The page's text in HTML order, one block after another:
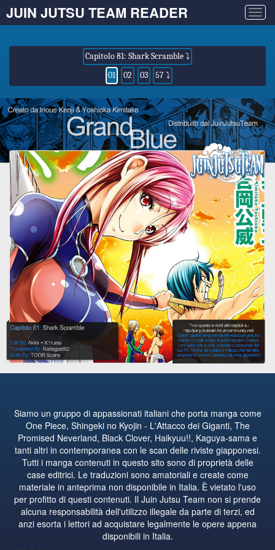
JUIN JUTSU TEAM READER
Capitolo 81: Shark Scramble ⤵
01
02 03 57 ⤵
Siamo un gruppo di appassionati italiani che porta manga come
One Piece, Shingeki no Kyojin - L'Attacco dei Giganti, The
Promised Neverland, Black Clover, Haikyuu!!, Kaguya-sama e
tanti altri in contemporanea con le scan delle riviste giapponesi.
Tutti i manga contenuti in questo sito sono di proprietà delle
case editrici. Le traduzioni sono amatoriali e create come
materiale in anteprima non disponibile in Italia. È vietato l'uso
per profitto di questi contenuti. Il Juin Jutsu Team non si prende
alcuna responsabilità dell'utilizzo illegale da parte di terzi, ed
anzi esorta i lettori ad acquistare legalmente le opere appena
disponibili in Italia.